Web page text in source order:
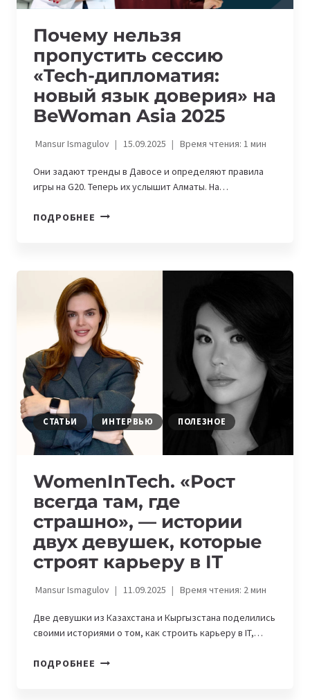
Почему нельзя
пропустить сессию
«Tech-дипломатия:
новый язык доверия» на
BeWoman Asia 2025
Mansur Ismagulov 15.09.2025 Время чтения: 1мин
Они задают тренды в Давосе и определяют правила
игры на G20. Теперь их услышит Алматы. На…
ПОДРОБНЕЕ ПОЧЕМУ
ДИПЛОМАТИЯ:
НОВЫЙ
ЯЗЫК
ДОВЕРИЯ»
НА
BEWOMAN
ASIA
2025
СТАТЬИ ИНТЕРВЬЮ ПОЛЕЗНОЕ
WomenInTech. «Рост
всегда там, где
страшно», — истории
двух девушек, которые
строят карьеру в IT
Mansur Ismagulov 11.09.2025 Время чтения: 2мин
Две девушки из Казахстана и Кыргызстана поделились
своими историями о том, как строить карьеру в IT,…
ПОДРОБНЕЕ WOMENINTECH.